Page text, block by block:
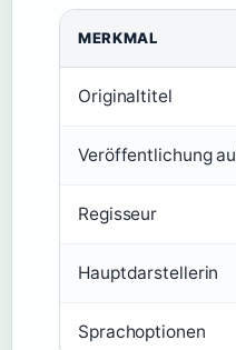
MERKMAL
Originaltitel
Veröffentlichung
Regisseur
Hauptdarstellerin
Sprachoptionen